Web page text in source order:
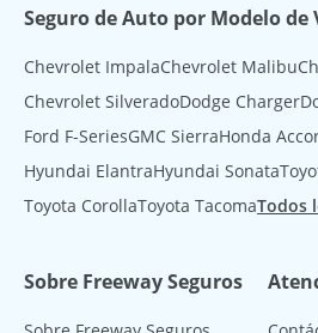
Seguro de Auto por Modelo de
Chevrolet ImpalaChevrolet Malibu
Chevrolet SilveradoDodge Charger
Ford F-SeriesGMC SierraHonda
Hyundai ElantraHyundai Sonata
Toyota CorollaToyota TacomaTodos
Sobre Freeway Seguros